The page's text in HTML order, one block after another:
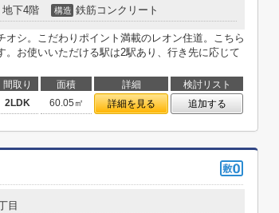
下4階 構造 鉄筋コンクリート
オシ。こだわりポイント満載のレオン住道。こちら
。お使いいただける駅は2駅あり、行き先に応じて
間取り 面積 詳細
検討リスト
2LDK 60.05㎡ 詳細を見る 追加する
目